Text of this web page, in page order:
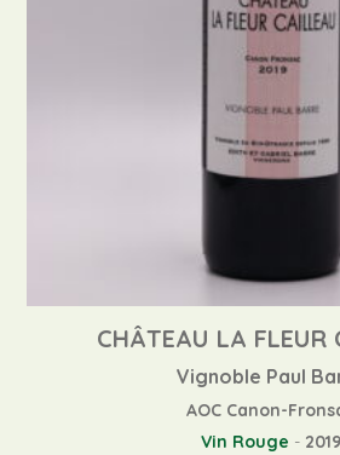
CHÂTEAU LA FLEUR
Vignoble Paul
AOC Canon-
Vin Rouge - 2019